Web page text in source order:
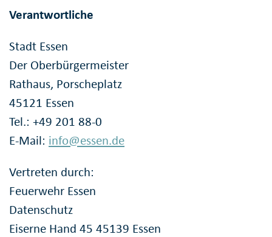
Verantwortliche
Stadt Essen
Der Oberbürgermeister
Rathaus, Porscheplatz
45121 Essen
Tel.: +49 201 88-0
E-Mail: info@essen.de
Vertreten durch:
Feuerwehr Essen
Datenschutz
Eiserne Hand 45 45139 Essen